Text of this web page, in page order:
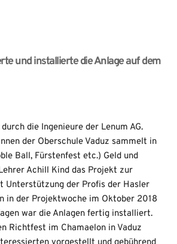
und installierte die Anlage auf dem
die Ingenieure der Lenum AG.
der Oberschule Vaduz sammelt in
Ball, Fürstenfest etc.) Geld und
Achill Kind das Projekt zur
Unterstützung der Profis der Hasler
in der Projektwoche im Oktober 2018
war die Anlagen fertig installiert.
Richtfest im Chamaelon in Vaduz